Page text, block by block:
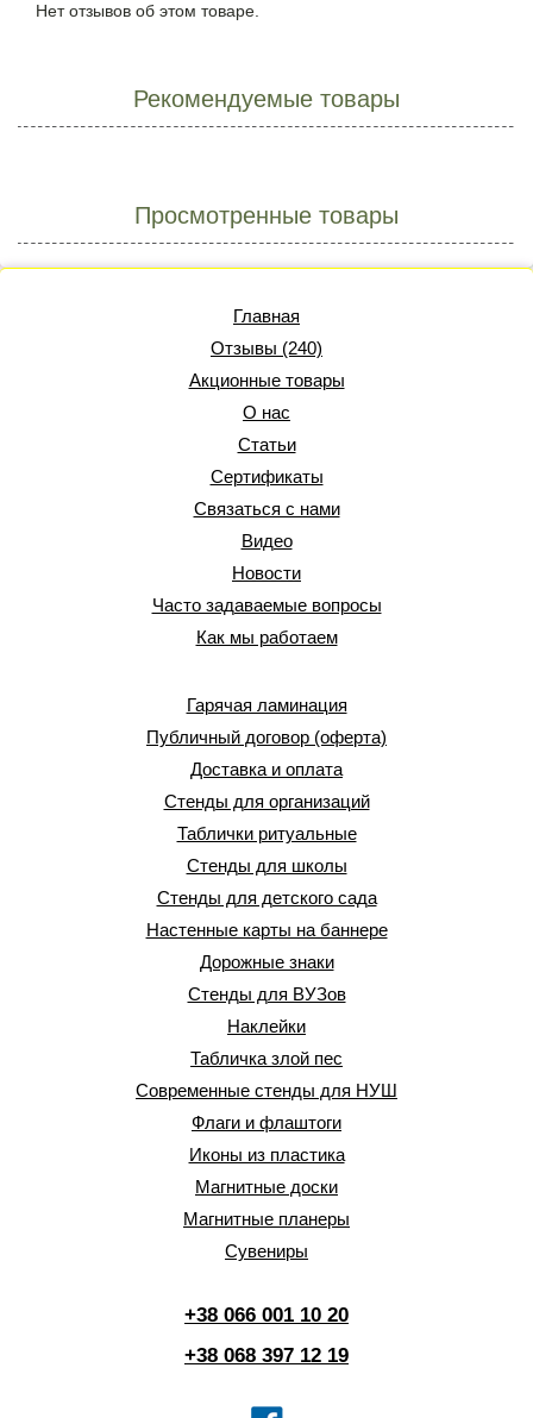
Нет отзывов об этом товаре.
Рекомендуемые товары
Просмотренные товары
Главная
Отзывы (240)
Акционные товары
О нас
Статьи
Сертификаты
Связаться с нами
Видео
Новости
Часто задаваемые вопросы
Как мы работаем
Гарячая ламинация
Публичный договор (оферта)
Доставка и оплата
Стенды для организаций
Таблички ритуальные
Стенды для школы
Стенды для детского сада
Настенные карты на баннере
Дорожные знаки
Стенды для ВУЗов
Наклейки
Табличка злой пес
Современные стенды для НУШ
Флаги и флаштоги
Иконы из пластика
Магнитные доски
Магнитные планеры
Сувениры
+38 066 001 10 20
+38 068 397 12 19